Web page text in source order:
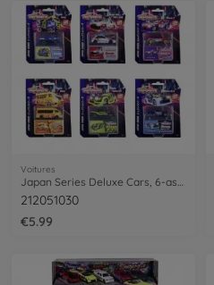
Voitures
212051030
€5.99